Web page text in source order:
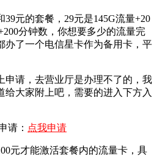
39元的套餐，29元是145G流量+20
分钟数，你想要多少的流量完
办了一个电信星卡作为备用卡，平
申请，去营业厅是办理不了的，我
给大家附上吧，需要的进入下方入
请： 点我申请
元才能激活套餐内的流量卡，具